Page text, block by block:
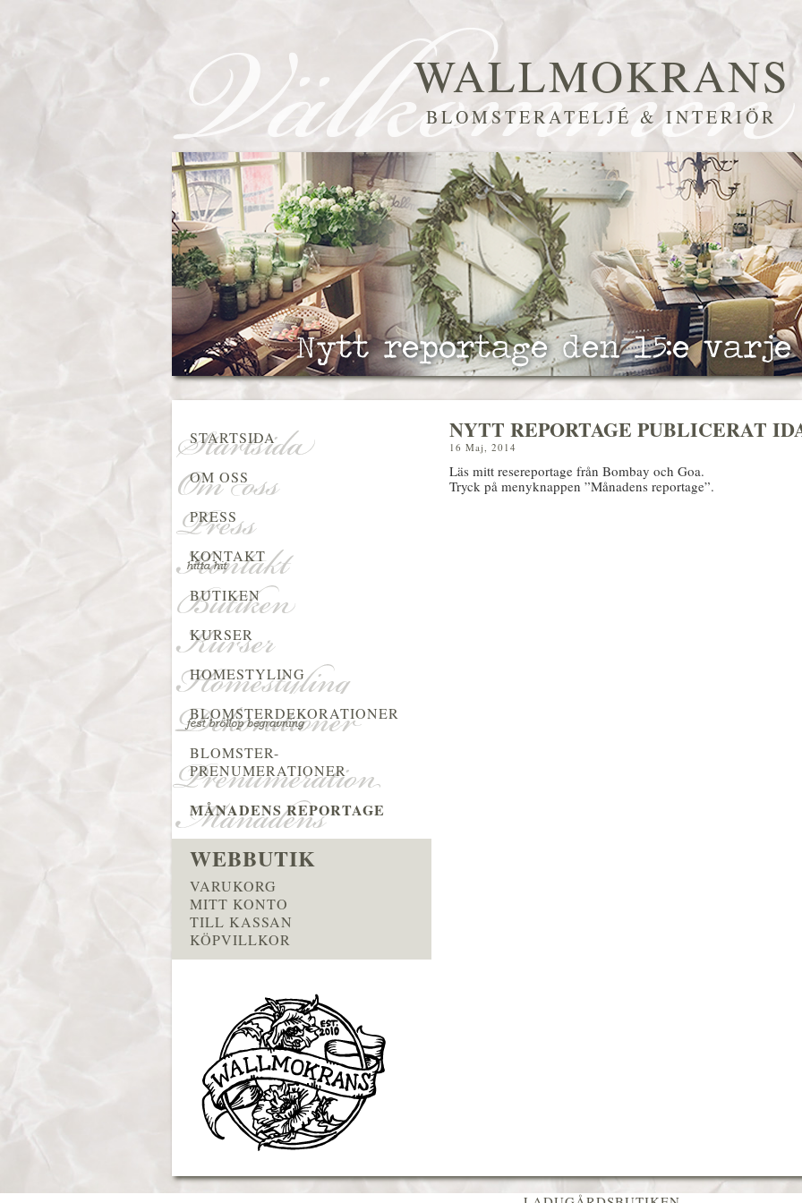
WALLMOKRANS
BLOMSTERATELJÉ & INTERIÖR
NYTT REPORTAGE PUBLICERAT
16 Maj, 2014
Läs mitt resereportage från Bombay och Goa.
Tryck på menyknappen ”Månadens reportage”.
STARTSIDA
OM OSS
PRESS
KONTAKT
BUTIKEN
KURSER
HOMESTYLING
BLOMSTERDEKORATIONER
BLOMSTER-
PRENUMERATIONER
MÅNADENS REPORTAGE
WEBBUTIK
VARUKORG
MITT KONTO
TILL KASSAN
KÖPVILLKOR